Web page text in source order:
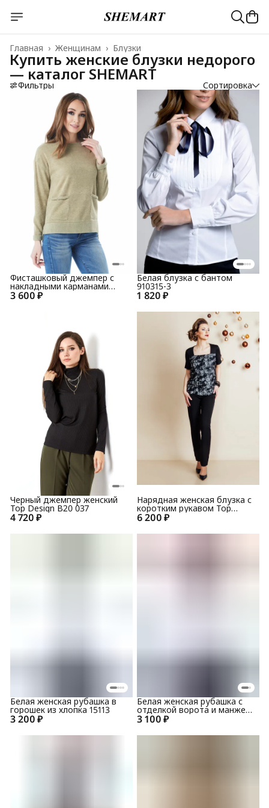
Блузки
Женщинам ›
Главная ›
Купить женские блузки недорого
— каталог SHEMART
Фильтры Сортировка
3 600 ₽
Фисташковый джемпер с
накладными карманами
1442 1 820 ₽
Белая блузка с бантом
910315-3
4 720 ₽
Черный джемпер женский
Top Design B20 037
6 200 ₽
Нарядная женская блузка с
коротким рукавом Top
Design NB6 14
3 200 ₽
Белая женская рубашка в
горошек из хлопка 15113
3 100 ₽
Белая женская рубашка с
отделкой ворота и манжет
905-1520